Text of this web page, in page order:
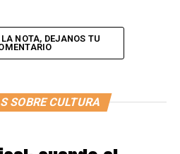
cantar por ese loco. Es una de
desde pequeño en mi casa se
veía todos sus videos.
y gracias a Dios me sirvió
mucho de la música
NOTA, DEJANOS TU
SOBRE CULTURA